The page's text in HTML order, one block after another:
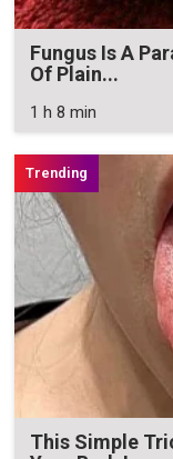
Fungus Is A
Of Plain...
1 h 8 min
This Simple